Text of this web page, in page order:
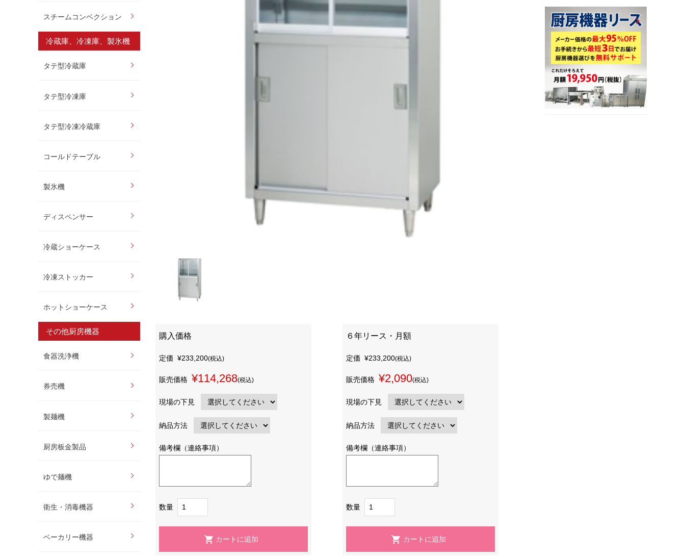
スチームコンベクション
冷蔵庫、冷凍庫、製氷機
タテ型冷蔵庫
タテ型冷凍庫
タテ型冷凍冷蔵庫
コールドテーブル
製氷機
ディスペンサー
冷蔵ショーケース
冷凍ストッカー
ホットショーケース
その他厨房機器
食器洗浄機
券売機
製麺機
厨房板金製品
ゆで麺機
衛生・消毒機器
ベーカリー機器
購入価格
定価 ¥233,200(税込)
販売価格 ¥114,268(税込)
現場の下見
納品方法
備考欄（連絡事項）
数量
６年リース・月額
定価 ¥233,200(税込)
販売価格 ¥2,090(税込)
現場の下見
納品方法
備考欄（連絡事項）
数量